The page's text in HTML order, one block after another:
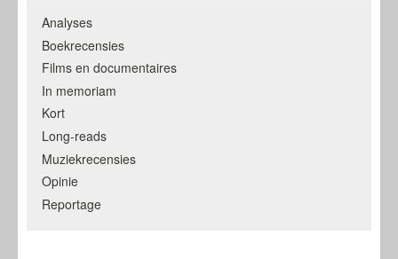
Analyses
Boekrecensies
Films en documentaires
In memoriam
Kort
Long-reads
Muziekrecensies
Opinie
Reportage